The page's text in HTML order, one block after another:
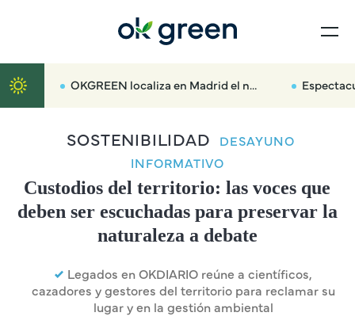
OKGREEN localiza en Madrid el nuevo radar que multará hasta con 3.000 euros a los coches más contaminantes Espectacular traslado por
SOSTENIBILIDAD
DESAYUNO
INFORMATIVO
Custodios del territorio: las voces que
deben ser escuchadas para preservar la
naturaleza a debate
Legados en OKDIARIO reúne a científicos,
cazadores y gestores del territorio para reclamar su
lugar y en la gestión ambiental